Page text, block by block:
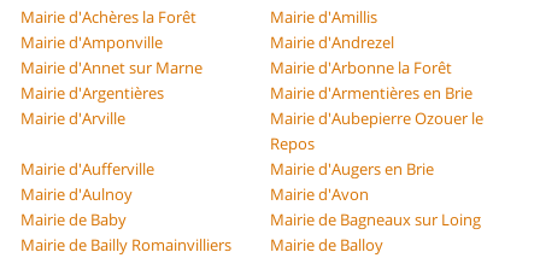
Mairie d'Achères la Forêt
Mairie d'Amillis
Mairie d'Amponville
Mairie d'Andrezel
Mairie d'Annet sur Marne
Mairie d'Arbonne la Forêt
Mairie d'Argentières
Mairie d'Armentières en Brie
Mairie d'Arville
Mairie d'Aubepierre Ozouer le
Repos
Mairie d'Aufferville
Mairie d'Augers en Brie
Mairie d'Aulnoy
Mairie d'Avon
Mairie de Baby
Mairie de Bagneaux sur Loing
Mairie de Bailly Romainvilliers
Mairie de Balloy